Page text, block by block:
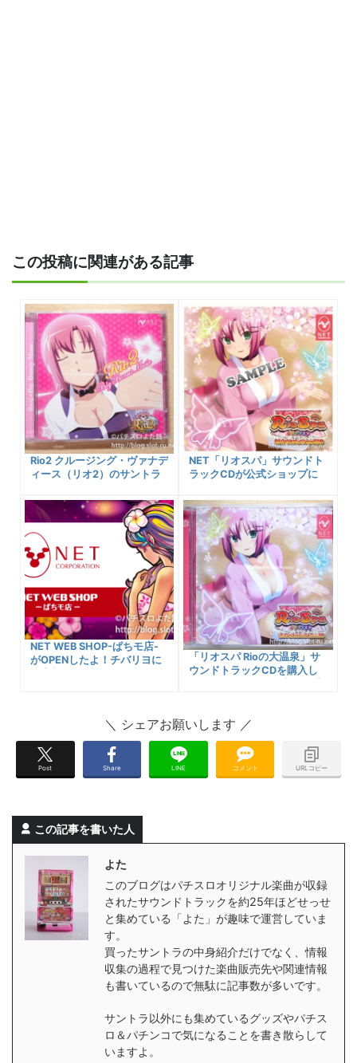
この投稿に関連がある記事
Rio2 クルージング・ヴァナデ
ィース（リオ2）のサントラ
曲内容や販売先、関連情報な
どなど紹介しちゃうよ！
NET「リオスパ」サウンドト
ラックCDが公式ショップに
NET WEB SHOP-ぱちモ店-
がOPENしたよ！チバリヨに
「リオスパ Rioの大温泉」サ
ウンドトラックCDを購入し
Post Share LINE コメント URLコピー
この記事を書いた人
よた
このブログはパチスロオリジナル楽曲が収録
されたサウンドトラックを約25年ほどせっせ
と集めている「よた」が趣味で運営していま
す。
買ったサントラの中身紹介だけでなく、情報
収集の過程で見つけた楽曲販売先や関連情報
も書いているので無駄に記事数が多いです。
サントラ以外にも集めているグッズやパチス
ロ＆パチンコで気になることを書き散らして
いますよ。